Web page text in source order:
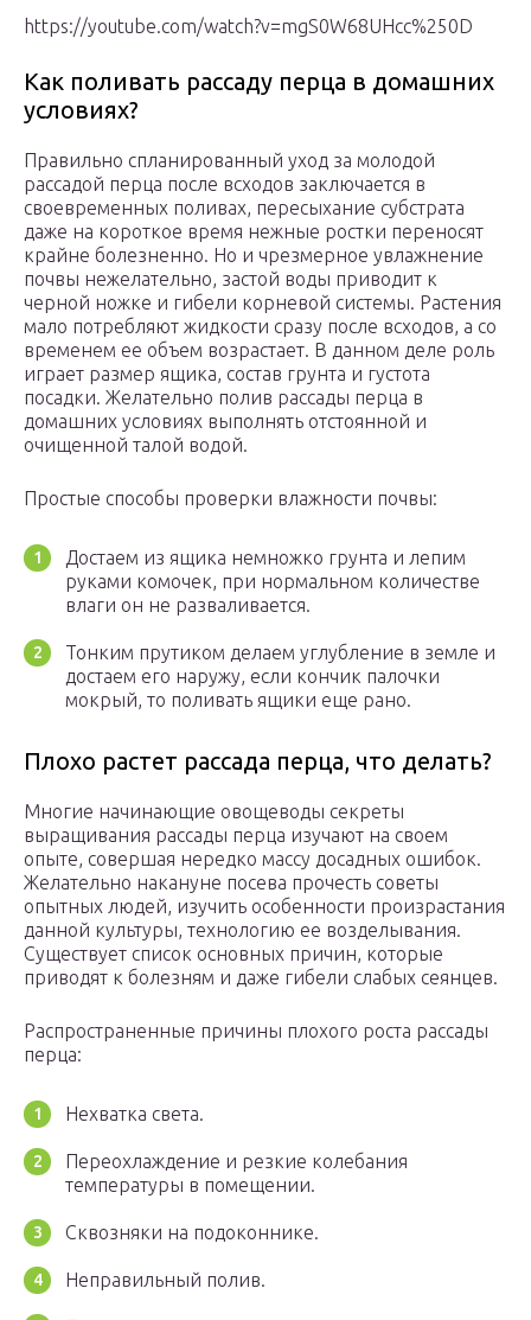
https://youtube.com/watch?v=mgS0W68UHcc%250D
Как поливать рассаду перца в домашних
условиях?
Правильно спланированный уход за молодой
рассадой перца после всходов заключается в
своевременных поливах, пересыхание субстрата
даже на короткое время нежные ростки переносят
крайне болезненно. Но и чрезмерное увлажнение
почвы нежелательно, застой воды приводит к
черной ножке и гибели корневой системы. Растения
мало потребляют жидкости сразу после всходов, а со
временем ее объем возрастает. В данном деле роль
играет размер ящика, состав грунта и густота
посадки. Желательно полив рассады перца в
домашних условиях выполнять отстоянной и
очищенной талой водой.
Простые способы проверки влажности почвы:
Достаем из ящика немножко грунта и лепим
руками комочек, при нормальном количестве
влаги он не разваливается.
Тонким прутиком делаем углубление в земле и
достаем его наружу, если кончик палочки
мокрый, то поливать ящики еще рано.
Плохо растет рассада перца, что делать?
Многие начинающие овощеводы секреты
выращивания рассады перца изучают на своем
опыте, совершая нередко массу досадных ошибок.
Желательно накануне посева прочесть советы
опытных людей, изучить особенности произрастания
данной культуры, технологию ее возделывания.
Существует список основных причин, которые
приводят к болезням и даже гибели слабых сеянцев.
Распространенные причины плохого роста рассады
перца:
Нехватка света.
Переохлаждение и резкие колебания
температуры в помещении.
Сквозняки на подоконнике.
Неправильный полив.